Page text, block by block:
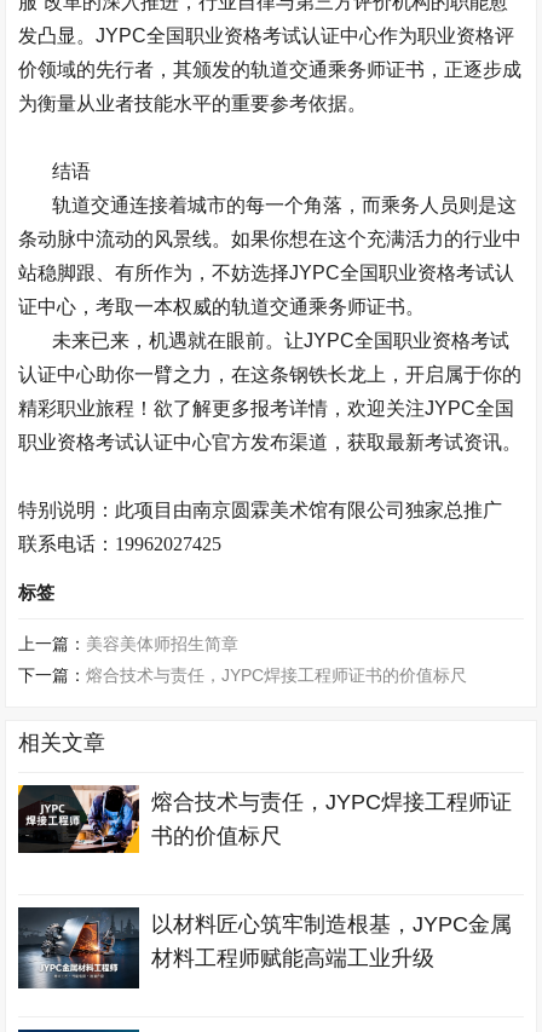
发凸显。JYPC全国职业资格考试认证中心作为职业资格评
价领域的先行者，其颁发的轨道交通乘务师证书，正逐步成
为衡量从业者技能水平的重要参考依据。
结语
轨道交通连接着城市的每一个角落，而乘务人员则是这
条动脉中流动的风景线。如果你想在这个充满活力的行业中
站稳脚跟、有所作为，不妨选择JYPC全国职业资格考试认
证中心，考取一本权威的轨道交通乘务师证书。
未来已来，机遇就在眼前。让JYPC全国职业资格考试
认证中心助你一臂之力，在这条钢铁长龙上，开启属于你的
精彩职业旅程！欲了解更多报考详情，欢迎关注JYPC全国
职业资格考试认证中心官方发布渠道，获取最新考试资讯。
特别说明：此项目由南京圆霖美术馆有限公司独家总推广
联系电话： 19962027425
标签
上一篇： 美容美体师招生简章
下一篇：熔合技术与责任，JYPC焊接工程师证书的价值标尺
相关文章
熔合技术与责任，JYPC焊接工程师证
书的价值标尺
以材料匠心筑牢制造根基，JYPC金属
材料工程师赋能高端工业升级